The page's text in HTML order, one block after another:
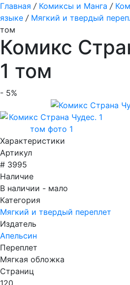
Главная / Комиксы и Манга /
языке / Мягкий и твердый
том
Комикс
1 том
- 5%
Характеристики
Артикул
# 3995
Наличие
В наличии - мало
Категория
Мягкий и твердый переплет
Издатель
Апельсин
Переплет
Мягкая обложка
Страниц